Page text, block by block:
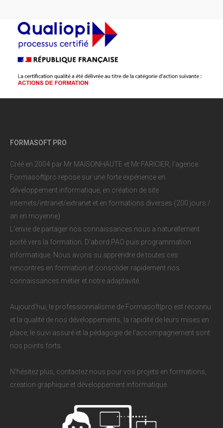
FORMASOFT PRO
Créé en 2004 par Mr MAISONHAUTE et Mr FARICIER, l'agence
Formasoft|pro repose sur une forte expérience en
développement informatique, en création de site
internets/intranet/extranet et en formations diverses (200 jours /
an en moyenne)
L'envie de partager nos connaissances nous a naturellement
porté vers la formation. D'abord PAO puis programmation
informatique. Nous avons su apprendre de toutes ces
rencontres en formation et consolider rapidement nos
connaissances métier et notre adaptavité.
Aujourd'hui, le professionnalisme de Formasoft|pro est reconnu
et la qualité de nos développements, la rapidité de leurs mises en
place, le suivi assuré et la pédagogie de l'accompagnement sont
nos points forts.
N'hésitez plus, contactez nous pour vos projets en formations,
création graphique et développement informatique.